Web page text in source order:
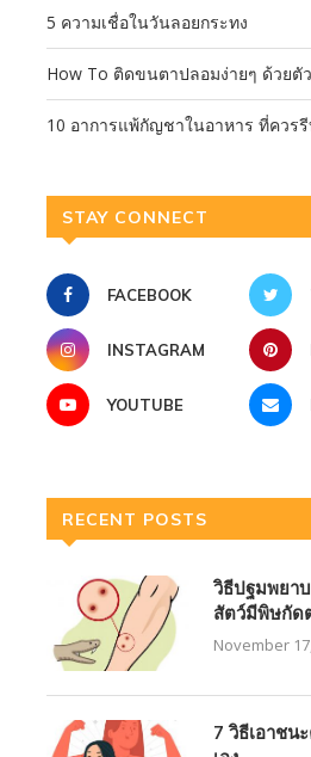
5 ความเชื่อในวันลอยกระทง
How To ติดขนตาปลอมง่ายๆ ด้วยตัว
10 อาการแพ้กัญชาในอาหาร ที่ควร
STAY CONNECT
FACEBOOK
INSTAGRAM
YOUTUBE
RECENT POSTS
วิธีปฐมพยา
สัตว์มีพิษกัด
November
7 วิธีเอาชน